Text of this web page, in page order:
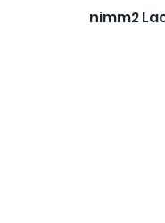
nimm2